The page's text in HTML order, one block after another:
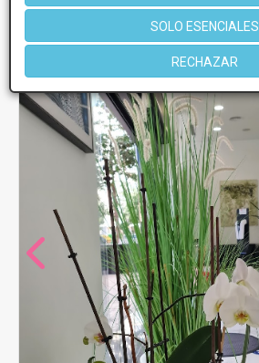
SOLO ESENCIALES
RECHAZAR